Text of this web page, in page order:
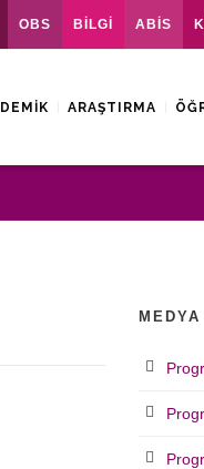
OBS BİLGİ ABİS
ARAŞTIRMA